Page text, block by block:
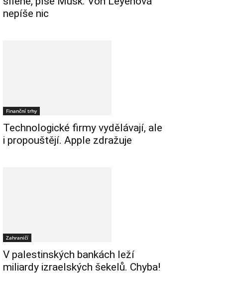
nepíše nic
Finanční trhy
Technologické firmy vydělávají, ale
i propouštějí. Apple zdražuje
Zahraničí
V palestinských bankách leží
miliardy izraelských šekelů. Chyba!